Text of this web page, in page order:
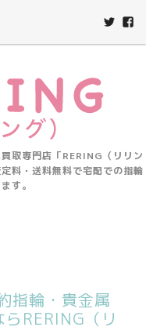
取専門店「RERING（リリン
料・送料無料で宅配での指輪
す。
指輪・貴金属
RERING（リ